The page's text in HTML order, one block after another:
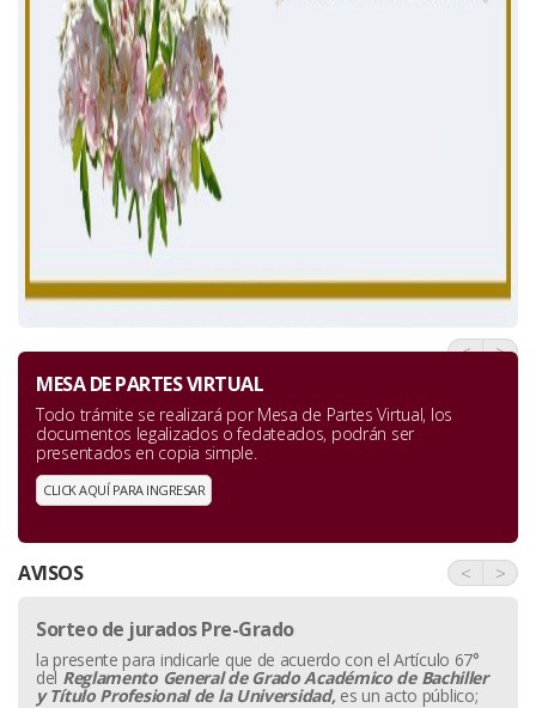
< >
MESA DE PARTES VIRTUAL
Todo trámite se realizará por Mesa de Partes Virtual, los
documentos legalizados o fedateados, podrán ser
presentados en copia simple.
CLICK AQUÍ PARA INGRESAR
AVISOS < >
Sorteo de jurados Pre-Grado
la presente para indicarle que de acuerdo con el Artículo 67°
del Reglamento General de Grado Académico de Bachiller
yTítulo Profesional de la Universidad, es un acto público;